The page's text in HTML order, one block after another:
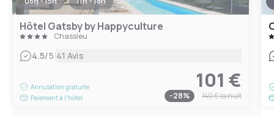
Hôtel Gatsby by Happyculture
Chassieu
4.5/5|41 Avis
Annulation gratuite
Paiement à l'hôtel
101 €
-28% 140 €la nuit